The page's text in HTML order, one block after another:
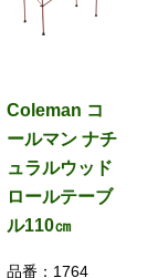
Coleman コ
ールマン ナチ
ュラルウッド
ロールテーブ
ル110㎝
品番： 1764